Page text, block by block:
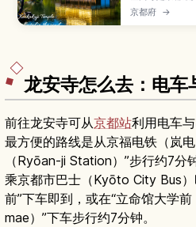
的三层楼阁和倒
你介绍金阁寺的
京都府 →
龙安寺怎么去：电车
前往龙安寺可从京都站利用电车与
最方便的路线是从京福电铁（岚
（Ryōan-ji Station）”步行约7分钟
乘京都市巴士（Kyōto City Bus
前”下车即到，或在“立命馆大学
mae）”下车步行约7分钟。